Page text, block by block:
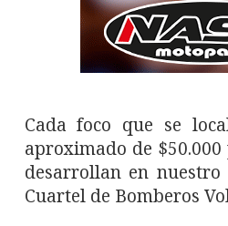
Cada foco que se
aproximado de
desarrollan en
Cuartel de Bomberos